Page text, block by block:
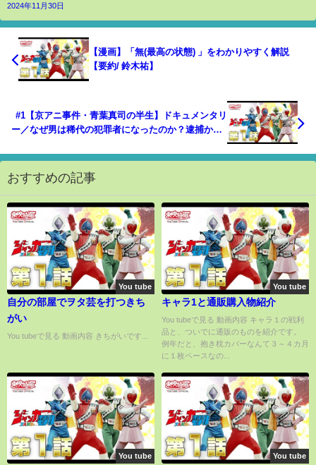
2024年11月30日
【漫画】「無(最高の状態) 」をわかりやすく解説
【要約/ 鈴木祐】
#1【京アニ事件・青葉真司の半生】ドキュメンタリ
ー／なぜ男は稀代の犯罪者になったのか？逮捕から1
おすすめの記事
You tube
自分の部屋でヲタ芸を打つきち
がい
You tubeで見る 動画内容 きちがいです...
You tube
キャラ1と通販購入物紹介
You tubeで見る 動画内容 キャラ１の戦利
品と、ついでに通販のものを紹介です。
例年だと、抱き枕カバーなんて３～４カ月
に１枚ペースなの...
You tube You tube